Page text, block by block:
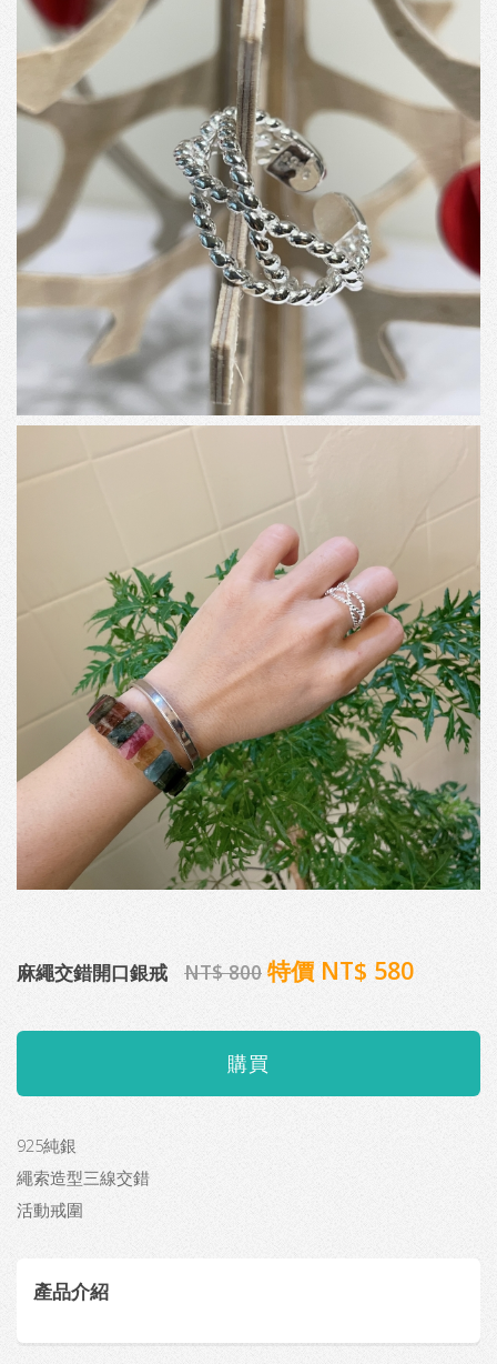
麻繩交錯開口銀戒 NT$ 800 特價 NT$ 580
925純銀
繩索造型三線交錯
活動戒圍
產品介紹